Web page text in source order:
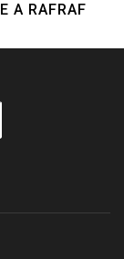
A RAFRAF